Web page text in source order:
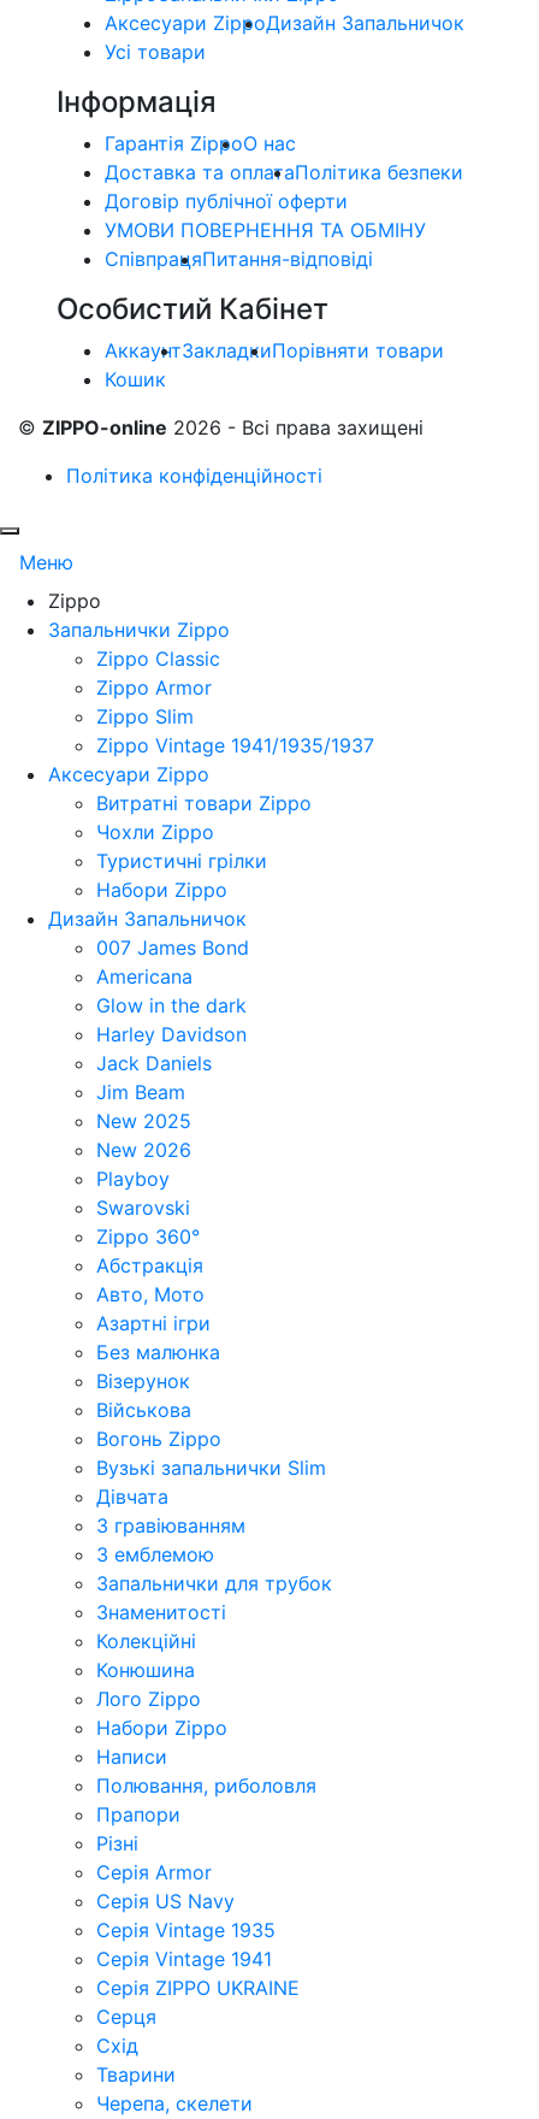
Аксесуари ZippoДизайн Запальничок
Усі товари
Інформація
Гарантія ZippoО нас
Доставка та оплатаПолітика безпеки
Договір публічної оферти
УМОВИ ПОВЕРНЕННЯ ТА ОБМІНУ
СпівпрацяПитання-відповіді
Особистий Кабінет
АккаунтЗакладкиПорівняти товари
Кошик
© ZIPPO-online 2026 - Всі права захищені
Політика конфіденційності
Меню
Zippo
Запальнички Zippo
Zippo Classic
Zippo Armor
Zippo Slim
Zippo Vintage 1941/1935/1937
Аксесуари Zippo
Витратні товари Zippo
Чохли Zippo
Туристичні грілки
Набори Zippo
Дизайн Запальничок
007 James Bond
Americana
Glow in the dark
Harley Davidson
Jack Daniels
Jim Beam
New 2025
New 2026
Playboy
Swarovski
Zippo 360°
Абстракція
Авто, Мото
Азартні ігри
Без малюнка
Візерунок
Військова
Вогонь Zippo
Вузькі запальнички Slim
Дівчата
З гравіюванням
З емблемою
Запальнички для трубок
Знаменитості
Колекційні
Конюшина
Лого Zippo
Набори Zippo
Написи
Полювання, риболовля
Прапори
Різні
Серія Armor
Серія US Navy
Серія Vintage 1935
Серія Vintage 1941
Серія ZIPPO UKRAINE
Серця
Схід
Тварини
Черепа, скелети